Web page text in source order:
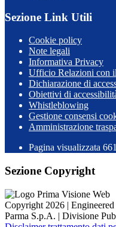
Sezione Link Utili
Cookie policy
Note legali
Informativa Privacy
Ufficio Relazioni con
Dichiarazione di
Obiettivi di
Whistleblowing
Gestione consensi
Amministrazione
Pagina visualizzata 661
Sezione Copyright
Copyright 2026 |
Parma S.p.A. | Divisione